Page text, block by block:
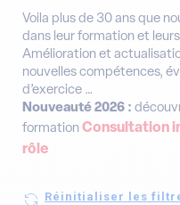
Voila plus de 30 ans que
dans leur formation et
Amélioration et
nouvelles compétences,
d’exercice …
Nouveauté 2026 :
formation Consultation
rôle
Réinitialiser les